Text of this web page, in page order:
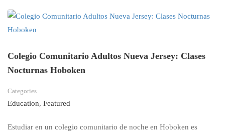
Colegio Comunitario Adultos Nueva Jersey: Clases
Nocturnas Hoboken
Categories
Education, Featured
Estudiar en un colegio comunitario de noche en Hoboken es